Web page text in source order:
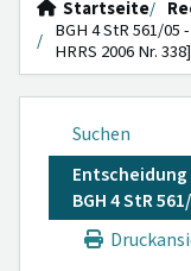
Startseite
BGH 4 StR 561/05
HRRS 2006 Nr. 338]
Suchen
Entscheidung
BGH 4 StR